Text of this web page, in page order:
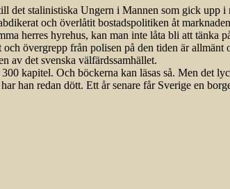
det stalinistiska Ungern i Mannen som gick upp
och överlåtit bostadspolitiken åt
herres hyrehus, kan man inte låta bli att tänka
övergrepp från polisen på den tiden är
av det svenska välfärdssamhället.
kapitel. Och böckerna kan läsas så. Men det
han redan dött. Ett år senare får Sverige en